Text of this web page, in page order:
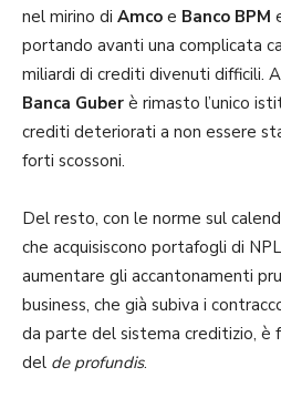
nel mirino di Amco e Banco BPM
portando avanti una complicata
miliardi di crediti divenuti difficili.
Banca Guber è rimasto l’unico
crediti deteriorati a non essere
forti scossoni.
Del resto, con le norme sul
che acquisiscono portafogli di
aumentare gli accantonamenti
business, che già subiva i
da parte del sistema creditizio, è
del de profundis.